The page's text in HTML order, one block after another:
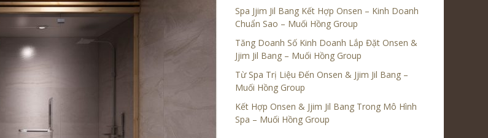
Spa Jjim Jil Bang Kết Hợp Onsen – Kinh Doanh
Chuẩn Sao – Muối Hồng Group
Tăng Doanh Số Kinh Doanh Lắp Đặt Onsen &
Jjim Jil Bang – Muối Hồng Group
Từ Spa Trị Liệu Đến Onsen & Jjim Jil Bang –
Muối Hồng Group
Kết Hợp Onsen & Jjim Jil Bang Trong Mô Hình
Spa – Muối Hồng Group